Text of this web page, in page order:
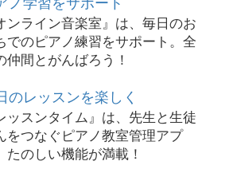
ンライン音楽室』は、毎日のお
でのピアノ練習をサポート。全
仲間とがんばろう！
のレッスンを楽しく
ッスンタイム』は、先生と生徒
をつなぐピアノ教室管理アプ
たのしい機能が満載！